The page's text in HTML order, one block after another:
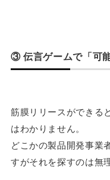
③ 伝言ゲームで「可
筋膜リリースができる
はわかりません。
どこかの製品開発事業
すがそれを探すのは無